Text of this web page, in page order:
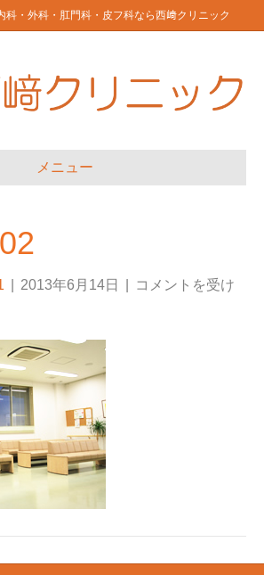
科・外科・肛門科・皮フ科なら西﨑クリニック
メニュー
2013年6月14日
コメントを受け